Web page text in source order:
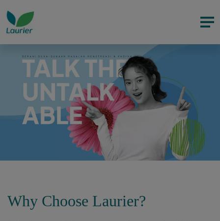
Why Choose Laurier?